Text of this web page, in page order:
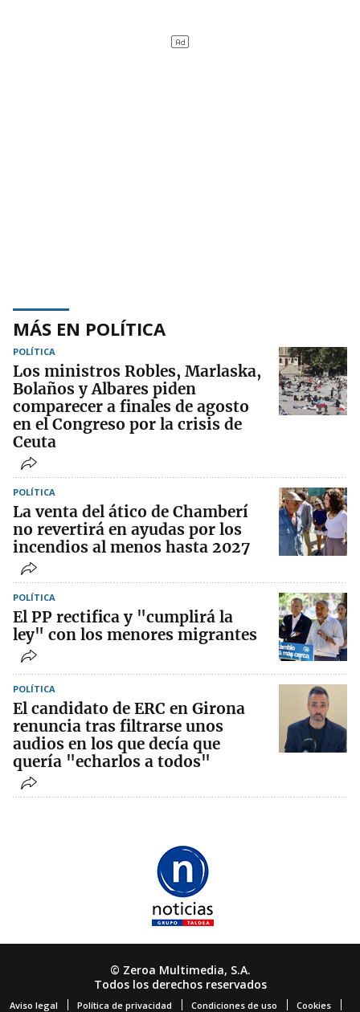
MÁS EN POLÍTICA
POLÍTICA
Los ministros Robles, Marlaska,
Bolaños y Albares piden
comparecer a finales de agosto
en el Congreso por la crisis de
Ceuta
POLÍTICA
La venta del ático de Chamberí
no revertirá en ayudas por los
incendios al menos hasta 2027
POLÍTICA
El PP rectifica y "cumplirá la
ley" con los menores migrantes
POLÍTICA
El candidato de ERC en Girona
renuncia tras filtrarse unos
audios en los que decía que
quería "echarlos a todos"
© Zeroa Multimedia, S.A.
Todos los derechos reservados
Aviso legal Política de privacidad Condiciones de uso Cookies